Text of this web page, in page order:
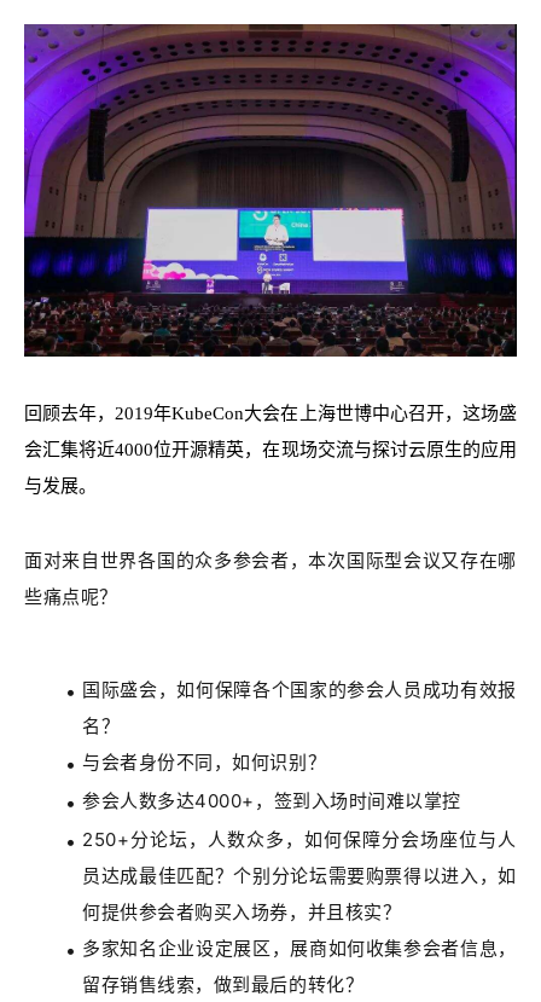
回顾去年，2019年KubeCon大会在上海世博中心召开，这场盛
会汇集将近4000位开源精英，在现场交流与探讨云原生的应用
与发展。
面对来自世界各国的众多参会者，本次国际型会议又存在哪
些痛点呢？
国际盛会，如何保障各个国家的参会人员成功有效报
名？
与会者身份不同，如何识别？
参会人数多达4000+，签到入场时间难以掌控
250+分论坛，人数众多，如何保障分会场座位与人
员达成最佳匹配？个别分论坛需要购票得以进入，如
何提供参会者购买入场券，并且核实？
多家知名企业设定展区，展商如何收集参会者信息，
留存销售线索，做到最后的转化？